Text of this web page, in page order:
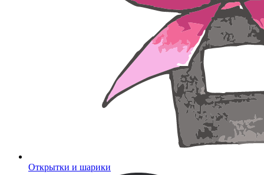
Открытки и шарики